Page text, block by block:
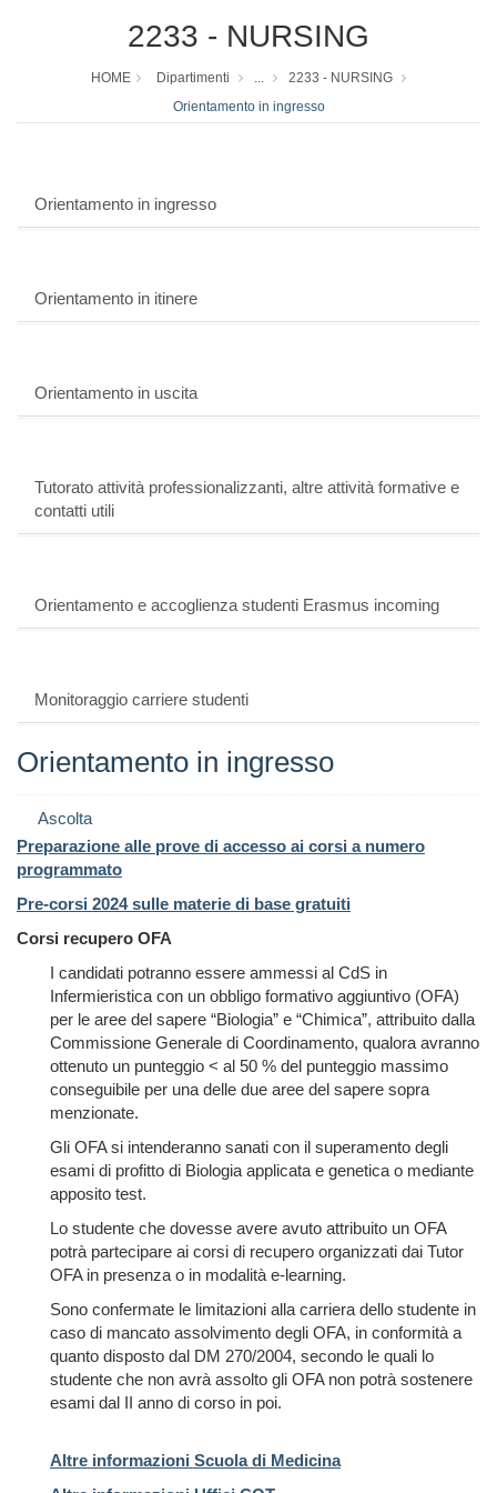
2233 - NURSING
HOME Dipartimenti ...
2233 - NURSING
Orientamento in ingresso
Orientamento in ingresso
Orientamento in itinere
Orientamento in uscita
Tutorato attività professionalizzanti, altre attività formative e
contatti utili
Orientamento e accoglienza studenti Erasmus incoming
Monitoraggio carriere studenti
Orientamento in ingresso
Ascolta
Preparazione alle prove di accesso ai corsi a numero
programmato
Pre-corsi 2024 sulle materie di base gratuiti
Corsi recupero OFA
I candidati potranno essere ammessi al CdS in
Infermieristica con un obbligo formativo aggiuntivo (OFA)
per le aree del sapere “Biologia” e “Chimica”, attribuito dalla
Commissione Generale di Coordinamento, qualora avranno
ottenuto un punteggio < al 50 % del punteggio massimo
conseguibile per una delle due aree del sapere sopra
menzionate.
Gli OFA si intenderanno sanati con il superamento degli
esami di profitto di Biologia applicata e genetica o mediante
apposito test.
Lo studente che dovesse avere avuto attribuito un OFA
potrà partecipare ai corsi di recupero organizzati dai Tutor
OFA in presenza o in modalità e-learning.
Sono confermate le limitazioni alla carriera dello studente in
caso di mancato assolvimento degli OFA, in conformità a
quanto disposto dal DM 270/2004, secondo le quali lo
studente che non avrà assolto gli OFA non potrà sostenere
esami dal II anno di corso in poi.
Altre informazioni Scuola di Medicina